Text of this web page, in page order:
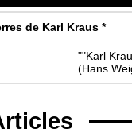
de Karl Kraus *
""Karl
(Hans